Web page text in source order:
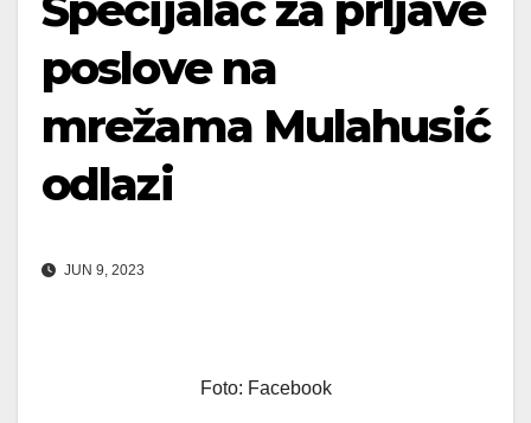
poslove na
mrežama Mulahusić
odlazi
JUN 9, 2023
Foto: Facebook